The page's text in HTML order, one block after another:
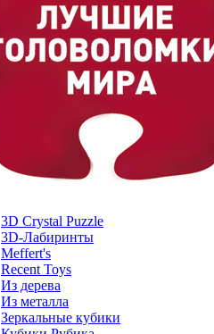
3D Crystal Puzzle
3D-Лабиринты
Meffert's
Recent Toys
Из дерева
Из металла
Зеркальные кубики